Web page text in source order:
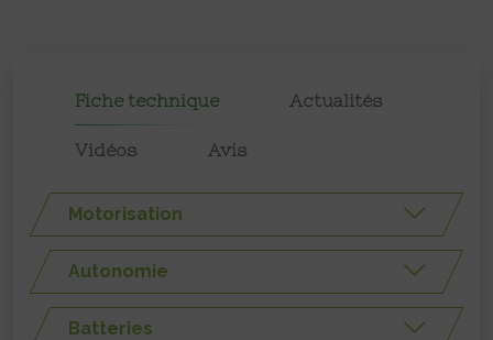
Fiche technique Actualités
Vidéos Avis
Motorisation
Autonomie
Batteries